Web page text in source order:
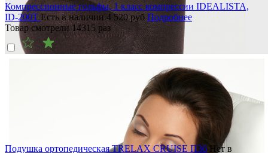
Компрессионные гольфы, 1 класс компрессии IDEALISTA,
ID-200TЕсть в наличии 4 520руб Подробнее
Товар смотрели14315 раз
Подушка ортопедическая TRELAX CRUISE П36 Нет в